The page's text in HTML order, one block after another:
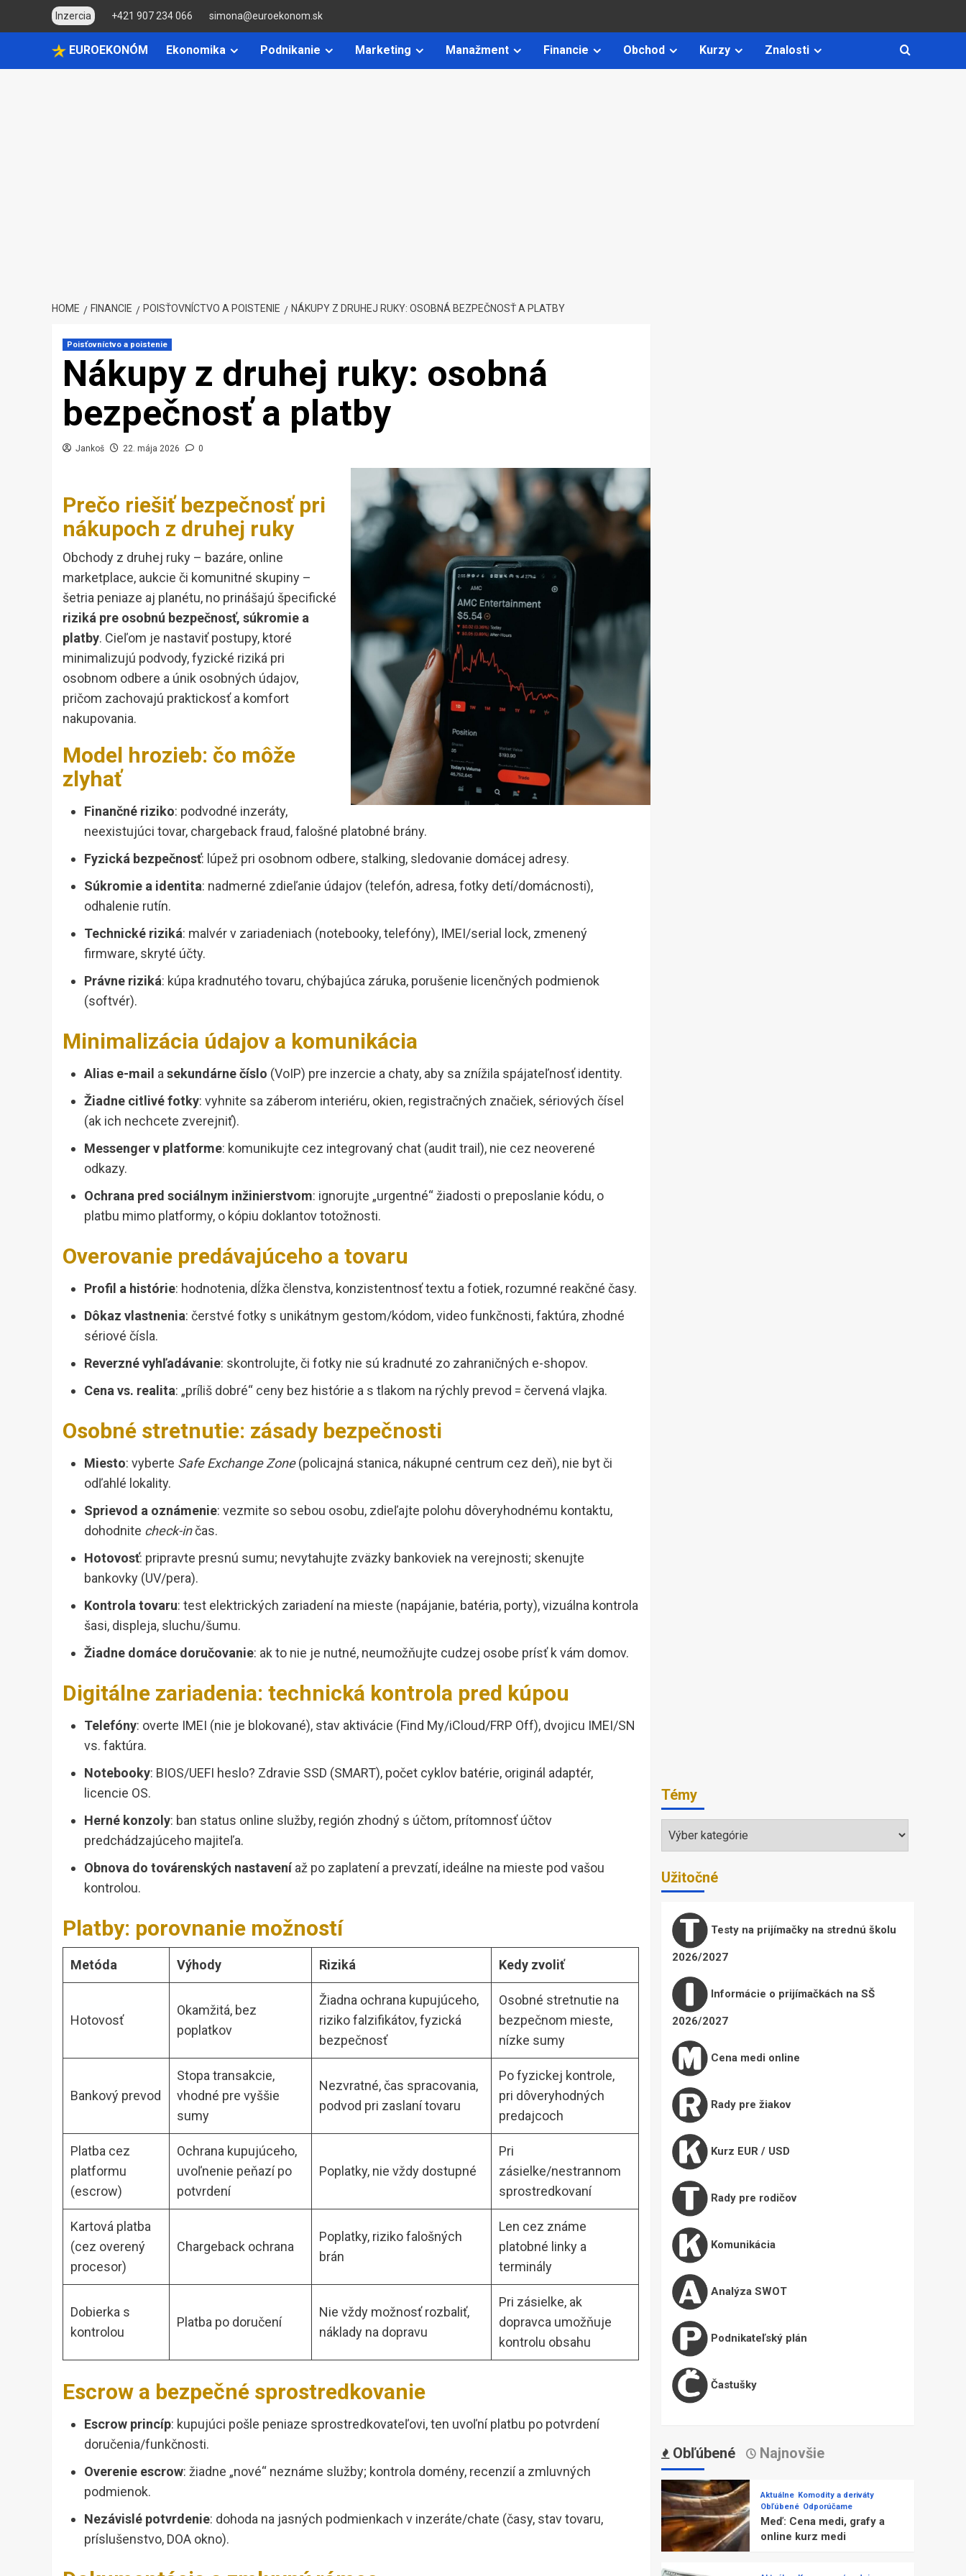
Inzercia +421 907 234 066 simona@euroekonom.sk
EUROEKONÓM Ekonomika Podnikanie Marketing Manažment Financie Obchod Kurzy Znalosti
HOME FINANCIE POISŤOVNÍCTVO A POISTENIE NÁKUPY Z DRUHEJ RUKY: OSOBNÁ BEZPEČNOSŤ A PLATBY
Poisťovníctvo a poistenie
Nákupy z druhej ruky: osobná
bezpečnosť a platby
Jankoš 22. mája 2026 0
Prečo riešiť bezpečnosť pri
nákupoch z druhej ruky
Obchody z druhej ruky – bazáre, online
marketplace, aukcie či komunitné skupiny –
šetria peniaze aj planétu, no prinášajú špecifické
riziká pre osobnú bezpečnosť, súkromie a
platby. Cieľom je nastaviť postupy, ktoré
minimalizujú podvody, fyzické riziká pri
osobnom odbere a únik osobných údajov,
pričom zachovajú praktickosť a komfort
nakupovania.
Model hrozieb: čo môže
zlyhať
Finančné riziko: podvodné inzeráty,
neexistujúci tovar, chargeback fraud, falošné platobné brány.
Fyzická bezpečnosť: lúpež pri osobnom odbere, stalking, sledovanie domácej adresy.
Súkromie a identita: nadmerné zdieľanie údajov (telefón, adresa, fotky detí/domácnosti),
odhalenie rutín.
Technické riziká: malvér v zariadeniach (notebooky, telefóny), IMEI/serial lock, zmenený
firmware, skryté účty.
Právne riziká: kúpa kradnutého tovaru, chýbajúca záruka, porušenie licenčných podmienok
(softvér).
Minimalizácia údajov a komunikácia
Alias e-mail asekundárne číslo (VoIP) pre inzercie a chaty, aby sa znížila spájateľnosť identity.
Žiadne citlivé fotky: vyhnite sa záberom interiéru, okien, registračných značiek, sériových čísel
(ak ich nechcete zverejniť).
Messenger v platforme: komunikujte cez integrovaný chat (audit trail), nie cez neoverené
odkazy.
Ochrana pred sociálnym inžinierstvom: ignorujte „urgentné“ žiadosti o preposlanie kódu, o
platbu mimo platformy, o kópiu doklantov totožnosti.
Overovanie predávajúceho a tovaru
Profil a histórie: hodnotenia, dĺžka členstva, konzistentnosť textu a fotiek, rozumné reakčné časy.
Dôkaz vlastnenia: čerstvé fotky s unikátnym gestom/kódom, video funkčnosti, faktúra, zhodné
sériové čísla.
Reverzné vyhľadávanie: skontrolujte, či fotky nie sú kradnuté zo zahraničných e-shopov.
Cena vs. realita: „príliš dobré“ ceny bez histórie a s tlakom na rýchly prevod = červená vlajka.
Osobné stretnutie: zásady bezpečnosti
Miesto: vyberte Safe Exchange Zone(policajná stanica, nákupné centrum cez deň), nie byt či
odľahlé lokality.
Sprievod a oznámenie: vezmite so sebou osobu, zdieľajte polohu dôveryhodnému kontaktu,
dohodnite check-inčas.
Hotovosť: pripravte presnú sumu; nevytahujte zväzky bankoviek na verejnosti; skenujte
bankovky (UV/pera).
Kontrola tovaru: test elektrických zariadení na mieste (napájanie, batéria, porty), vizuálna kontrola
šasi, displeja, sluchu/šumu.
Žiadne domáce doručovanie: ak to nie je nutné, neumožňujte cudzej osobe prísť k vám domov.
Digitálne zariadenia: technická kontrola pred kúpou
Telefóny: overte IMEI (nie je blokované), stav aktivácie (Find My/iCloud/FRP Off), dvojicu IMEI/SN
vs. faktúra.
Notebooky: BIOS/UEFI heslo? Zdravie SSD (SMART), počet cyklov batérie, originál adaptér,
licencie OS.
Herné konzoly: ban status online služby, región zhodný s účtom, prítomnosť účtov
predchádzajúceho majiteľa.
Obnova do továrenských nastaveníaž po zaplatení a prevzatí, ideálne na mieste pod vašou
kontrolou.
Platby: porovnanie možností
Metóda Výhody Riziká Kedy zvoliť
Hotovosť
Okamžitá, bez
poplatkov
Žiadna ochrana kupujúceho,
riziko falzifikátov, fyzická
bezpečnosť
Osobné stretnutie na
bezpečnom mieste,
nízke sumy
Bankový prevod
Stopa transakcie,
vhodné pre vyššie
sumy
Nezvratné, čas spracovania,
podvod pri zaslaní tovaru
Po fyzickej kontrole,
pri dôveryhodných
predajcoch
Platba cez
platformu
(escrow)
Ochrana kupujúceho,
uvoľnenie peňazí po
potvrdení
Poplatky, nie vždy dostupné
Pri
zásielke/nestrannom
sprostredkovaní
Kartová platba
(cez overený
procesor)
Chargeback ochrana
Poplatky, riziko falošných
brán
Len cez známe
platobné linky a
terminály
Dobierka s
kontrolou
Platba po doručení
Nie vždy možnosť rozbaliť,
náklady na dopravu
Pri zásielke, ak
dopravca umožňuje
kontrolu obsahu
Escrow a bezpečné sprostredkovanie
Escrow princíp: kupujúci pošle peniaze sprostredkovateľovi, ten uvoľní platbu po potvrdení
doručenia/funkčnosti.
Overenie escrow: žiadne „nové“ neznáme služby; kontrola domény, recenzií a zmluvných
podmienok.
Nezávislé potvrdenie: dohoda na jasných podmienkach v inzeráte/chate (časy, stav tovaru,
príslušenstvo, DOA okno).
Témy
Témy
Užitočné
Testy na prijímačky na strednú školu
2026/2027
Informácie o prijímačkách na SŠ
2026/2027
Cena medi online
Rady pre žiakov
Kurz EUR / USD
Rady pre rodičov
Komunikácia
Analýza SWOT
Podnikateľský plán
Častušky
Obľúbené Najnovšie
Aktuálne Komodity a deriváty
Obľúbené Odporúčame
Meď: Cena medi, grafy a
online kurz medi